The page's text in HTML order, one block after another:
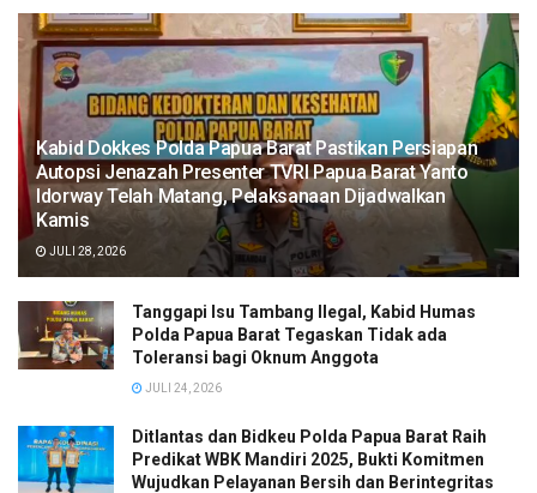
Kabid Dokkes Polda Papua Barat Pastikan Persiapan
Autopsi Jenazah Presenter TVRI Papua Barat Yanto
Idorway Telah Matang, Pelaksanaan Dijadwalkan
Kamis
JULI 28, 2026
Tanggapi Isu Tambang Ilegal, Kabid Humas
Polda Papua Barat Tegaskan Tidak ada
Toleransi bagi Oknum Anggota
JULI 24, 2026
Ditlantas dan Bidkeu Polda Papua Barat Raih
Predikat WBK Mandiri 2025, Bukti Komitmen
Wujudkan Pelayanan Bersih dan Berintegritas